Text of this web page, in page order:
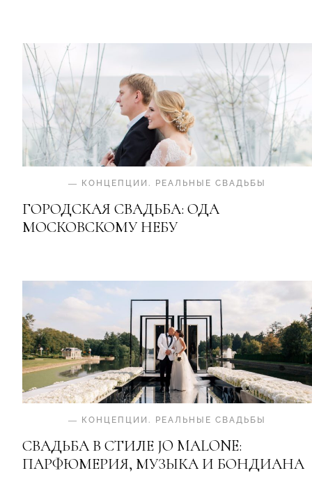
— КОНЦЕПЦИИ . РЕАЛЬНЫЕ СВАДЬБЫ
ГОРОДСКАЯ СВАДЬБА: ОДА
МОСКОВСКОМУ НЕБУ
— КОНЦЕПЦИИ . РЕАЛЬНЫЕ СВАДЬБЫ
СВАДЬБА В СТИЛЕ JO MALONE:
ПАРФЮМЕРИЯ, МУЗЫКА И БОНДИАНА